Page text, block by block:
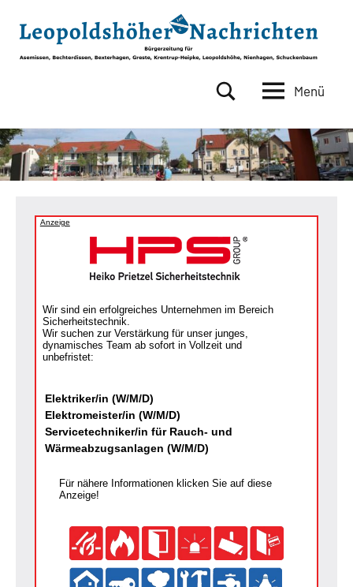
Inhalt
springen
Nachrichten
Asemissen,
Bechterdissen,
Bexterhagen,
Krentrup-
Menü
Anzeige
Wir sind ein erfolgreiches Unternehmen im Bereich
Sicherheitstechnik.
Wir suchen zur Verstärkung für unser junges,
dynamisches Team ab sofort in Vollzeit und
unbefristet:
Elektriker/in (W/M/D)
Elektromeister/in (W/M/D)
Servicetechniker/in für Rauch- und
Wärmeabzugsanlagen (W/M/D)
Für nähere Informationen klicken Sie auf diese
Anzeige!